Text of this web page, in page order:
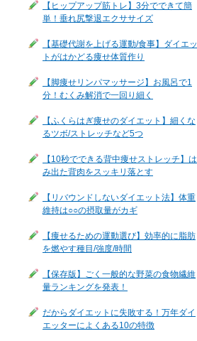
【ヒップアップ筋トレ】3分でできて簡
単！垂れ尻撃退エクササイズ
【基礎代謝を上げる運動/食事】ダイエッ
トがはかどる痩せ体質作り
【脚痩せリンパマッサージ】お風呂で1
分！むくみ解消で一回り細く
【ふくらはぎ痩せのダイエット】細くな
るツボ/ストレッチなど5つ
【10秒でできる背中痩せストレッチ】は
み出た背肉をスッキリ落とす
【リバウンドしないダイエット法】体重
維持は○○の摂取量がカギ
【痩せるための運動選び】効率的に脂肪
を燃やす種目/強度/時間
【保存版】ごく一般的な野菜の食物繊維
量ランキングを発表！
だからダイエットに失敗する！万年ダイ
エッターによくある10の特徴